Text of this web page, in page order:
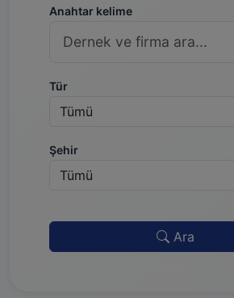
Anahtar kelime
Tür
Şehir
Ara